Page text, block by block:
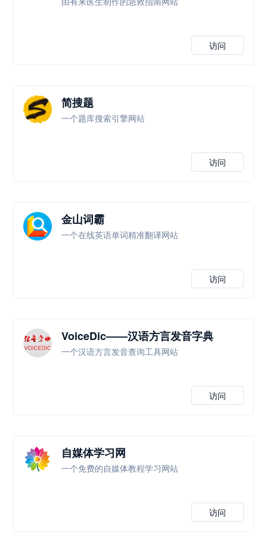
访问
简搜题
一个题库搜索引擎网站
访问
金山词霸
一个在线英语单词精准翻译网站
访问
VoiceDic——汉语方言发音字典
一个汉语方言发音查询工具网站
访问
自媒体学习网
一个免费的自媒体教程学习网站
访问